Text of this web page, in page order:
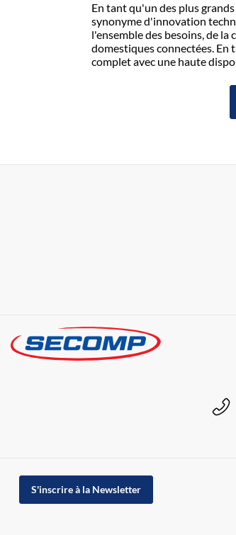
En tant qu'un des plus
synonyme d'innovation
l'ensemble des besoins, de
domestiques connectées. En
complet avec une haute
S'inscrire à la Newsletter